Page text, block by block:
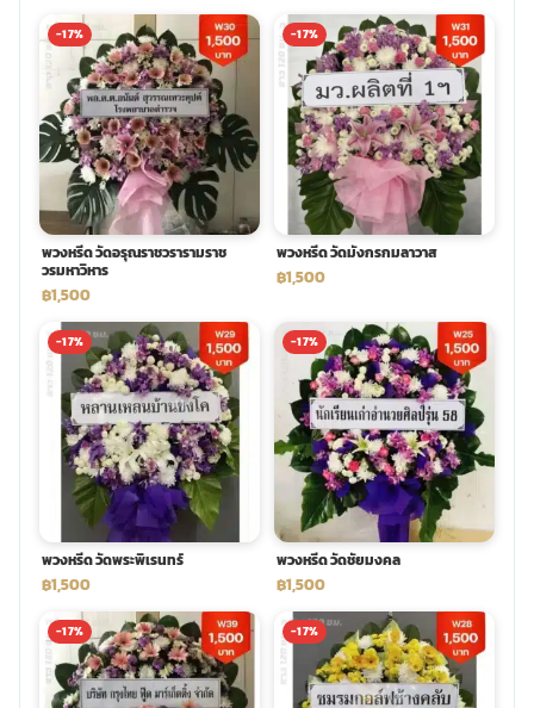
-17%
พวงหรีด วัดอรุณราชวรารามราช
วรมหาวิหาร
฿1,500
-17%
พวงหรีด วัดมังกรกมลาวาส
฿1,500
-17%
พวงหรีด วัดพระพิเรนทร์
฿1,500
-17%
พวงหรีด วัดชัยมงคล
฿1,500
-17% -17%